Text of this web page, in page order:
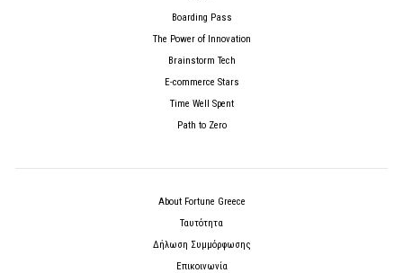
Boarding Pass
The Power of Innovation
Brainstorm Tech
E-commerce Stars
Time Well Spent
Path to Zero
About Fortune Greece
Ταυτότητα
Δήλωση Συμμόρφωσης
Επικοινωνία